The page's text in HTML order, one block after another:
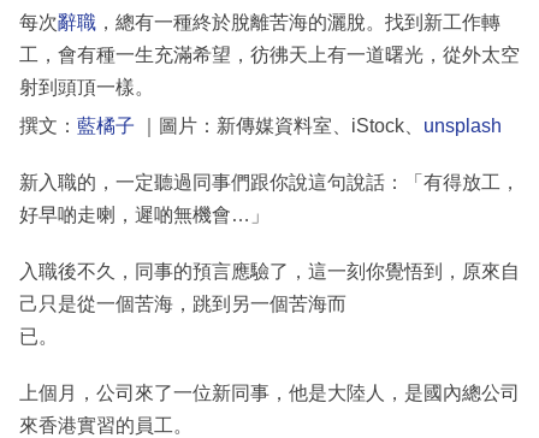
區
每次辭職 ，總有一種終於脫離苦海的灑脫。找到新工作轉
工，會有種一生充滿希望，彷彿天上有一道曙光，從外太空
射到頭頂一樣。
撰文： 藍橘子 ｜圖片：新傳媒資料室、iStock、 unsplash
新入職的，一定聽過同事們跟你說這句說話：「有得放工，
好早啲走喇，遲啲無機會…」
入職後不久，同事的預言應驗了，這一刻你覺悟到，原來自
己只是從一個苦海，跳到另一個苦海而
已。
上個月，公司來了一位新同事，他是大陸人，是國內總公司
來香港實習的員工。